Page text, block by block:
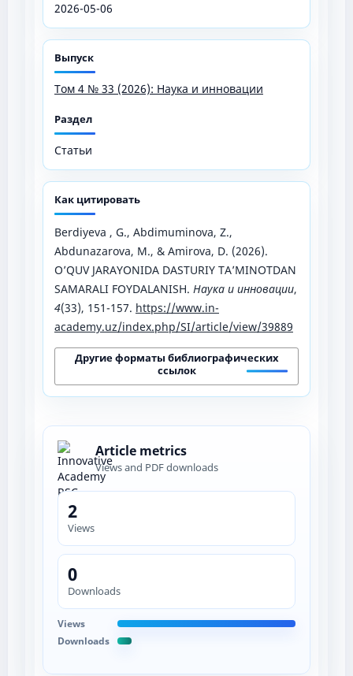
2026-05-06
Выпуск
Том 4 № 33 (2026): Наука и инновации
Раздел
Статьи
Как цитировать
Berdiyeva , G., Abdimuminova, Z.,
Abdunazarova, M., & Amirova, D. (2026).
O’QUV JARAYONIDA DASTURIY TA’MINOTDAN
SAMARALI FOYDALANISH. Наука и инновации,
4(33), 151-157. https://www.in-
academy.uz/index.php/SI/article/view/39889
Другие форматы библиографических
ссылок
Article metrics
Views and PDF downloads
2
Views
0
Downloads
Views
Downloads